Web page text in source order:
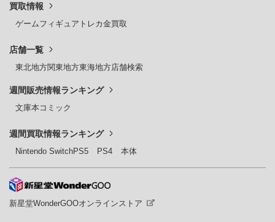
買取情報
ゲームフィギュア トレカ金買取
店舗一覧
東北地方関東地方東海地方店舗検索
週間販売情報ランキング
文庫本コミック
週間買取情報ランキング
Nintendo SwitchPS5 PS4 本体
新星堂WonderGOOオンラインストア